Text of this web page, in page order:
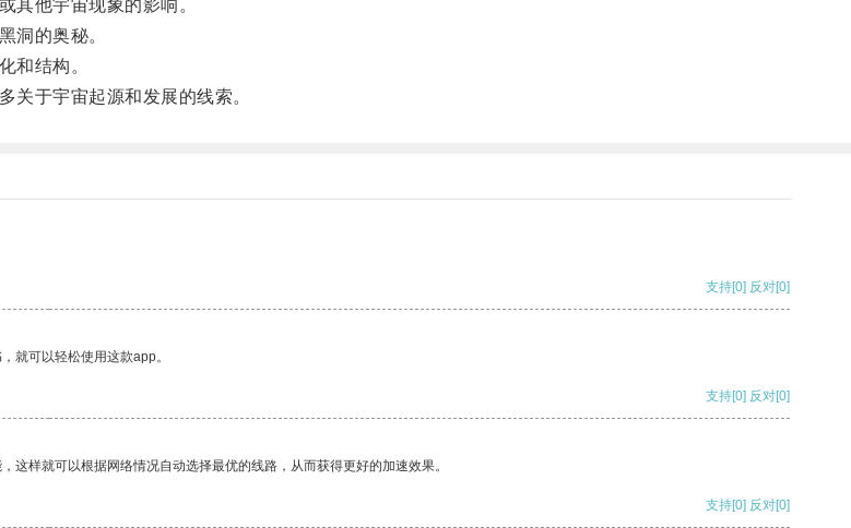
他宇宙现象的影响。
洞的奥秘。
和结构。
于宇宙起源和发展的线索。
支持[0] 反对[0]
就可以轻松使用这款app。
支持[0] 反对[0]
样就可以根据网络情况自动选择最优的线路，从而获得更好的加速效果。
支持[0] 反对[0]